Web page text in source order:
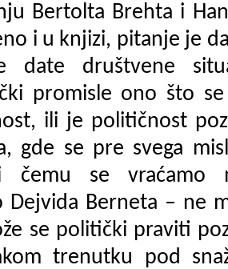
Bertolta Brehta i
i u knjizi, pitanje je
date društvene
promisle ono što
ili je političnost
gde se pre svega
čemu se
Dejvida Berneta – ne
se politički praviti
trenutku pod